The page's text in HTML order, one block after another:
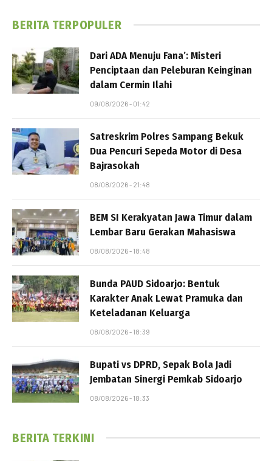
BERITA TERPOPULER
Dari ADA Menuju Fana’: Misteri
Penciptaan dan Peleburan Keinginan
dalam Cermin Ilahi
09/08/2026 - 01:42
Satreskrim Polres Sampang Bekuk
Dua Pencuri Sepeda Motor di Desa
Bajrasokah
08/08/2026 - 21:48
BEM SI Kerakyatan Jawa Timur dalam
Lembar Baru Gerakan Mahasiswa
08/08/2026 - 18:48
Bunda PAUD Sidoarjo: Bentuk
Karakter Anak Lewat Pramuka dan
Keteladanan Keluarga
08/08/2026 - 18:39
Bupati vs DPRD, Sepak Bola Jadi
Jembatan Sinergi Pemkab Sidoarjo
08/08/2026 - 18:33
BERITA TERKINI